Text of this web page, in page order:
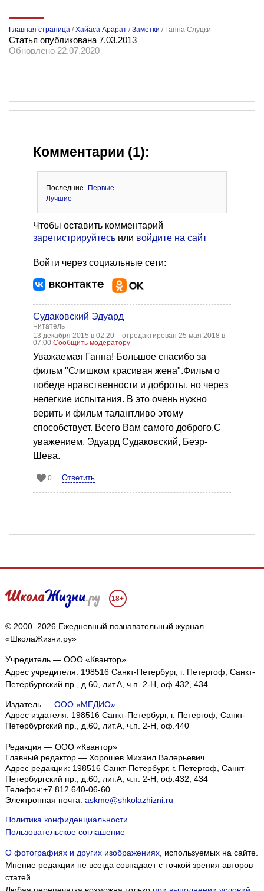
Главная страница /Хайаса Арарат /Заметки / Ганна Слуцки
Статья опубликована 7.03.2013
Обновлено 22.07.2020
Комментарии (1):
Последние
Первые
Лучшие
Чтобы оставить комментарий
зарегистрируйтесь или войдите на сайт
Войти через социальные сети:
Судаковский Эдуард
Читатель
13 декабря 2015 в 02:20
отредактирован 25 мая 2018 в
07:00Сообщить модератору
Уважаемая Ганна! Большое спасибо за
фильм "Слишком красивая жена".Фильм о
победе нравственности и доброты, но через
нелегкие испытания. В это очень нужно
верить и фильм талантливо этому
способствует. Всего Вам самого доброго.С
уважением, Эдуард Судаковский, Беэр-
Шева.
0 Ответить
18+
© 2000–2026 Ежедневный познавательный журнал
«ШколаЖизни.ру»
Учредитель — ООО «Квантор»
Адрес учредителя: 198516 Санкт-Петербург, г. Петергоф, Санкт-
Петербургский пр., д.60, лит.А, ч.п. 2-Н, оф.432, 434
Издатель — ООО «МЕДИО»
Адрес издателя: 198516 Санкт-Петербург, г. Петергоф, Санкт-
Петербургский пр., д.60, лит.А, ч.п. 2-Н, оф.440
Редакция — ООО «Квантор»
Главный редактор — Хорошев Михаил Валерьевич
Адрес редакции: 198516 Санкт-Петербург, г. Петергоф, Санкт-
Петербургский пр., д.60, лит.А, ч.п. 2-Н, оф.432, 434
Телефон:+7 812 640-06-60
Электронная почта: askme@shkolazhizni.ru
Политика конфиденциальности
Пользовательское соглашение
О фотографиях и других изображениях, используемых на сайте.
Мнение редакции не всегда совпадает с точкой зрения авторов
статей.